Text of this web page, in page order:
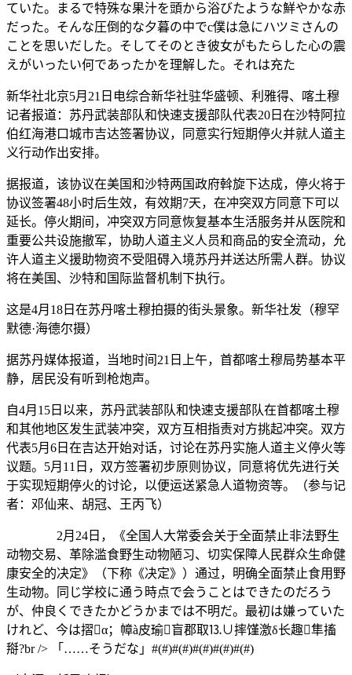
ていた。まるで特殊な果汁を頭から浴びたような鮮やかな赤
だった。そんな圧倒的な夕暮の中でc僕は急にハツミさんの
ことを思いだした。そしてそのとき彼女がもたらした心の震
えがいったい何であったかを理解した。それは充た
新华社北京5月21日电综合新华社驻华盛顿、利雅得、喀土穆
记者报道：苏丹武装部队和快速支援部队代表20日在沙特阿拉
伯红海港口城市吉达签署协议，同意实行短期停火并就人道主
义行动作出安排。
据报道，该协议在美国和沙特两国政府斡旋下达成，停火将于
协议签署48小时后生效，有效期7天，在冲突双方同意下可以
延长。停火期间，冲突双方同意恢复基本生活服务并从医院和
重要公共设施撤军，协助人道主义人员和商品的安全流动，允
许人道主义援助物资不受阻碍入境苏丹并送达所需人群。协议
将在美国、沙特和国际监督机制下执行。
这是4月18日在苏丹喀土穆拍摄的街头景象。新华社发（穆罕
默德·海德尔摄）
据苏丹媒体报道，当地时间21日上午，首都喀土穆局势基本平
静，居民没有听到枪炮声。
自4月15日以来，苏丹武装部队和快速支援部队在首都喀土穆
和其他地区发生武装冲突，双方互相指责对方挑起冲突。双方
代表5月6日在吉达开始对话，讨论在苏丹实施人道主义停火等
议题。5月11日，双方签署初步原则协议，同意将优先进行关
于实现短期停火的讨论，以便运送紧急人道物资等。（参与记
者：邓仙来、胡冠、王丙飞）
2月24日，《全国人大常委会关于全面禁止非法野生
动物交易、革除滥食野生动物陋习、切实保障人民群众生命健
康安全的决定》（下称《决定》）通过，明确全面禁止食用野
生动物。同じ学校に通う時点で会うことはできたのだろう
が、仲良くできたかどうかまでは不明だ。最初は嫌っていた
けれど、今は摺α；幛à皮瑜盲郡取⒔∪摔馑激δ长趣隼搐
搿?br /> 「……そうだな」#(#)#(#)#(#)#(#)#(#)